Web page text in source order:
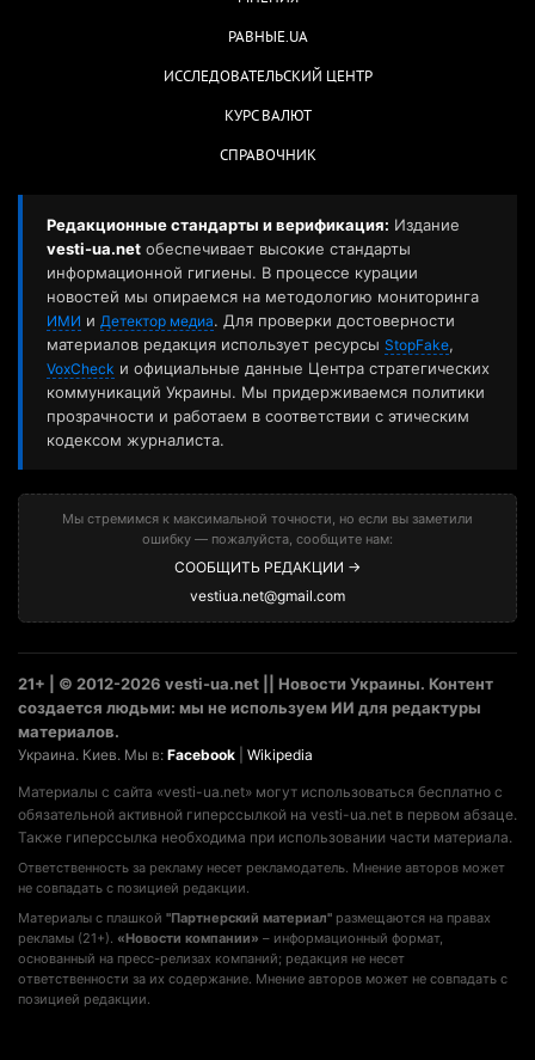
РАВНЫЕ.UA
ИССЛЕДОВАТЕЛЬСКИЙ ЦЕНТР
КУРС ВАЛЮТ
СПРАВОЧНИК
Редакционные стандарты и верификация: Издание
vesti-ua.net обеспечивает высокие стандарты
информационной гигиены. В процессе курации
новостей мы опираемся на методологию мониторинга
ИМИ и Детектор медиа. Для проверки достоверности
материалов редакция использует ресурсы StopFake,
VoxCheck и официальные данные Центра стратегических
коммуникаций Украины. Мы придерживаемся политики
прозрачности и работаем в соответствии с этическим
кодексом журналиста.
Мы стремимся к максимальной точности, но если вы заметили
ошибку — пожалуйста, сообщите нам:
СООБЩИТЬ РЕДАКЦИИ →
vestiua.net@gmail.com
21+ | © 2012-2026 vesti-ua.net || Новости Украины. Контент
создается людьми: мы не используем ИИ для редактуры
материалов.
Украина. Киев. Мы в: Facebook Wikipedia
Материалы с сайта «vesti-ua.net» могут использоваться бесплатно с
обязательной активной гиперссылкой на vesti-ua.net в первом абзаце.
Также гиперссылка необходима при использовании части материала.
Ответственность за рекламу несет рекламодатель. Мнение авторов может
не совпадать с позицией редакции.
Материалы с плашкой "Партнерский материал" размещаются на правах
рекламы (21+). «Новости компании» – информационный формат,
основанный на пресс-релизах компаний; редакция не несет
ответственности за их содержание. Мнение авторов может не совпадать с
позицией редакции.